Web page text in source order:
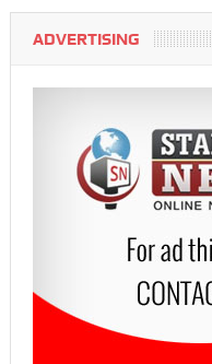
ADVERTISING